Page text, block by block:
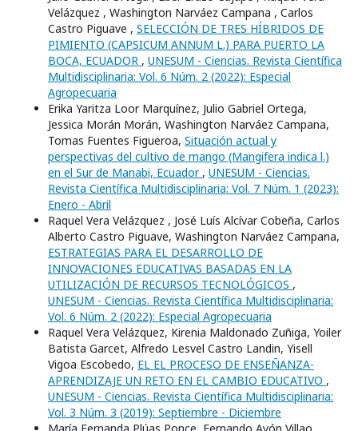
Velázquez , Washington Narváez Campana , Carlos
Castro Piguave , SELECCIÓN DE TRES HÍBRIDOS DE
PIMIENTO (CAPSICUM ANNUM L.) PARA PUERTO LA
BOCA, ECUADOR , UNESUM - Ciencias. Revista Científica
Multidisciplinaria: Vol. 6 Núm. 2 (2022): Especial
Agropecuaria
Erika Yaritza Loor Marquínez, Julio Gabriel Ortega,
Jessica Morán Morán, Washington Narváez Campana,
Tomas Fuentes Figueroa, Situación actual y
perspectivas del cultivo de mango (Mangifera indica l.)
en el Sur de Manabi, Ecuador , UNESUM - Ciencias.
Revista Científica Multidisciplinaria: Vol. 7 Núm. 1 (2023):
Enero - Abril
Raquel Vera Velázquez , José Luís Alcívar Cobeña, Carlos
Alberto Castro Piguave, Washington Narváez Campana,
ESTRATEGIAS PARA EL DESARROLLO DE
INNOVACIONES EDUCATIVAS BASADAS EN LA
UTILIZACIÓN DE RECURSOS TECNOLÓGICOS ,
UNESUM - Ciencias. Revista Científica Multidisciplinaria:
Vol. 6 Núm. 2 (2022): Especial Agropecuaria
Raquel Vera Velázquez, Kirenia Maldonado Zuñiga, Yoiler
Batista Garcet, Alfredo Lesvel Castro Landin, Yisell
Vigoa Escobedo, EL EL PROCESO DE ENSEÑANZA-
APRENDIZAJE UN RETO EN EL CAMBIO EDUCATIVO ,
UNESUM - Ciencias. Revista Científica Multidisciplinaria:
Vol. 3 Núm. 3 (2019): Septiembre - Diciembre